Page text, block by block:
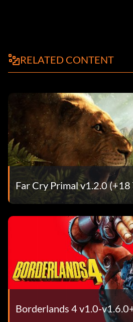
RELATED CONTENT
Far Cry Primal v1.2.0 (+18
Borderlands 4 v1.0-